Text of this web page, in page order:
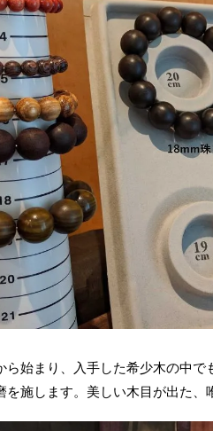
ら始まり、入手した希少木の中
施します。美しい木目が出た、